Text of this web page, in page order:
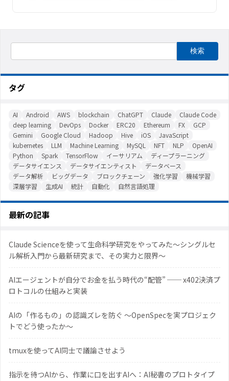
タグ
AI Android AWS blockchain ChatGPT Claude
Claude Code
deep learning
DevOps Docker ERC20 Ethereum FX
GCP
Gemini
Google Cloud Hadoop Hive iOS
JavaScript
kubernetes
LLM Machine Learning MySQL NFT NLP
OpenAI
Python
Spark TensorFlow イーサリアム
ディープラーニング
データサイエンス
データサイエンティスト
データベース
データ解析
ビッグデータ ブロックチェーン 強化学習
機械学習
深層学習
生成AI 統計 自動化 自然言語処理
最新の記事
Claude Scienceを使って生命科学研究をやってみた〜シングルセ
ル解析入門から最新研究まで、その実力と限界〜
AIエージェントが自分でお金を払う時代の“配管” ── x402決済プ
ロトコルの仕組みと実装
AIの「作るもの」の認識ズレを防ぐ 〜OpenSpecを実プロジェク
トでどう使ったか〜
tmuxを使ってAI同士で議論させよう
指示を待つAIから、作業に口を出すAIへ：AI秘書のプロトタイプ